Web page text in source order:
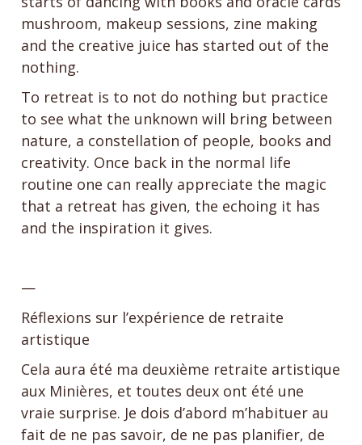
mushroom, makeup sessions, zine making
and the creative juice has started out of the
nothing.
To retreat is to not do nothing but practice
to see what the unknown will bring between
nature, a constellation of people, books and
creativity. Once back in the normal life
routine one can really appreciate the magic
that a retreat has given, the echoing it has
and the inspiration it gives.
—
Réflexions sur l’expérience de retraite
artistique
Cela aura été ma deuxième retraite artistique
aux Minières, et toutes deux ont été une
vraie surprise. Je dois d’abord m’habituer au
fait de ne pas savoir, de ne pas planifier, de